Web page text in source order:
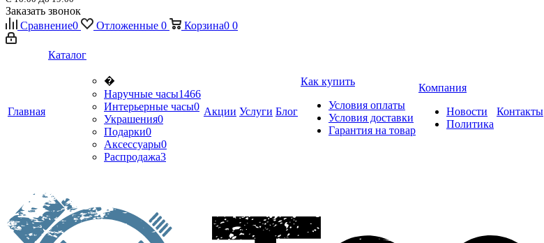
Заказать звонок
Сравнение0 Отложенные 0 Корзина0 0
Главная
Каталог
�
Наручные часы1466
Интерьерные часы0
Украшения0
Подарки0
Аксессуары0
Распродажа3
Акции Услуги Блог
Как купить
Условия оплаты
Условия доставки
Гарантия на товар
Компания
Новости
Политика
Контакты